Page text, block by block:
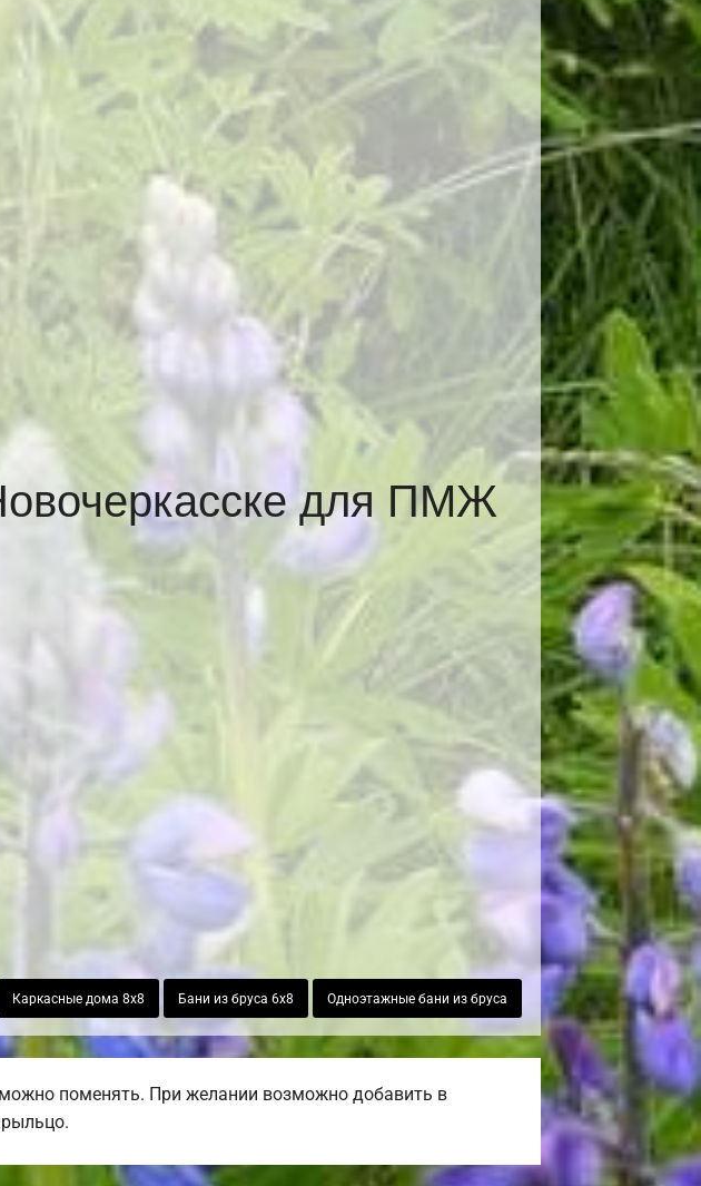
для ПМЖ
Каркасные дома 8х8 Бани из бруса 6х8 Одноэтажные бани из бруса
поменять. При желании возможно добавить в